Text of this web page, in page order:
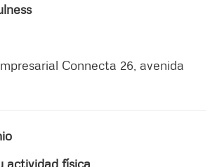
Connecta 26, avenida
actividad física